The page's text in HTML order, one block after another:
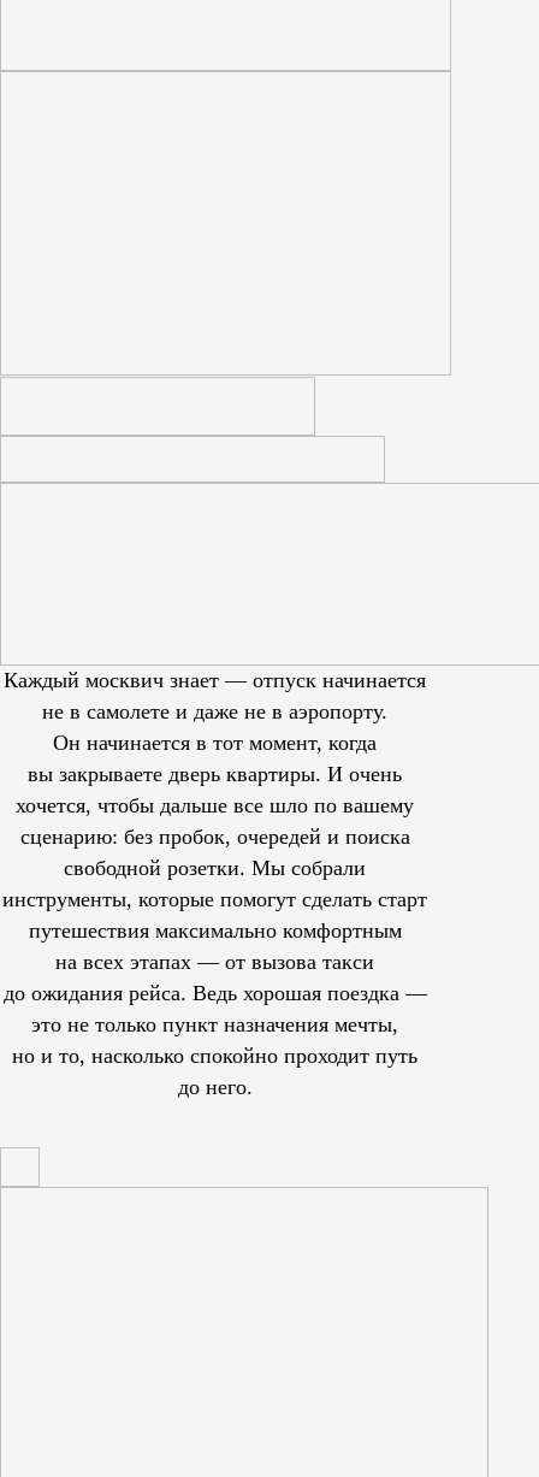
Каждый москвич знает — отпуск начинается
не в самолете и даже не в аэропорту.
Он начинается в тот момент, когда
вы закрываете дверь квартиры. И очень
хочется, чтобы дальше все шло по вашему
сценарию: без пробок, очередей и поиска
свободной розетки. Мы собрали
инструменты, которые помогут сделать старт
путешествия максимально комфортным
на всех этапах — от вызова такси
до ожидания рейса. Ведь хорошая поездка —
это не только пункт назначения мечты,
но и то, насколько спокойно проходит путь
до него.